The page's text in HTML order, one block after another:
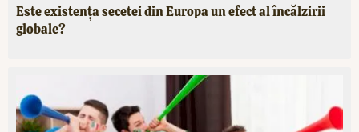
Este existența secetei din Europa un efect al încălzirii
globale?